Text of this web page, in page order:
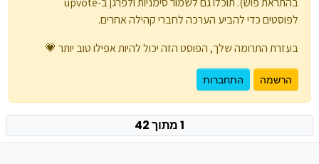
לפוסטים כדי להביע הערכה לחברי קהילה אחרים.
בעזרת התרומה שלך, הפוסט הזה יכול להיות אפילו טוב יותר 💗
הרשמה התחברות
1 מתוך 42